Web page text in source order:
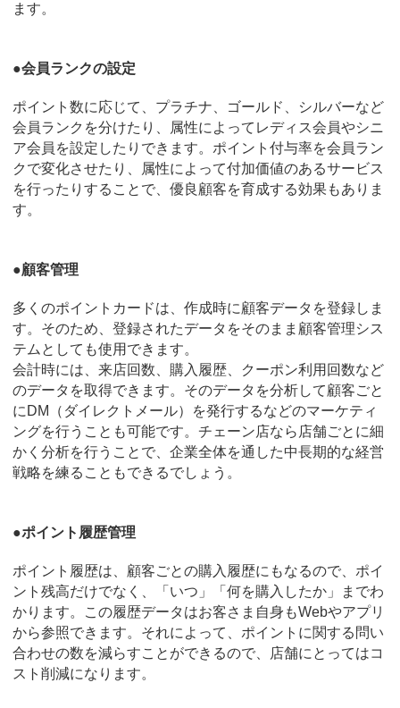
ます。
●会員ランクの設定
ポイント数に応じて、プラチナ、ゴールド、シルバーなど
会員ランクを分けたり、属性によってレディス会員やシニ
ア会員を設定したりできます。ポイント付与率を会員ラン
クで変化させたり、属性によって付加価値のあるサービス
を行ったりすることで、優良顧客を育成する効果もありま
す。
●顧客管理
多くのポイントカードは、作成時に顧客データを登録しま
す。そのため、登録されたデータをそのまま顧客管理シス
テムとしても使用できます。
会計時には、来店回数、購入履歴、クーポン利用回数など
のデータを取得できます。そのデータを分析して顧客ごと
にDM（ダイレクトメール）を発行するなどのマーケティ
ングを行うことも可能です。チェーン店なら店舗ごとに細
かく分析を行うことで、企業全体を通した中長期的な経営
戦略を練ることもできるでしょう。
●ポイント履歴管理
ポイント履歴は、顧客ごとの購入履歴にもなるので、ポイ
ント残高だけでなく、「いつ」「何を購入したか」までわ
かります。この履歴データはお客さま自身もWebやアプリ
から参照できます。それによって、ポイントに関する問い
合わせの数を減らすことができるので、店舗にとってはコ
スト削減になります。